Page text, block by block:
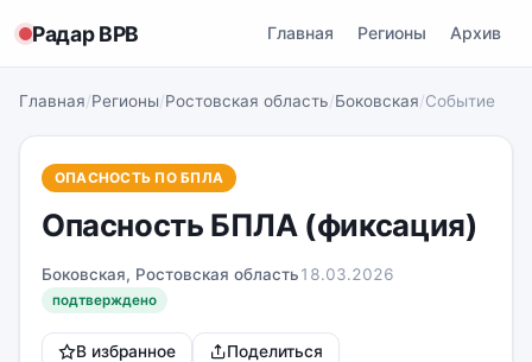
Радар ВРВ Главная Регионы Архив
Главная/Регионы/Ростовская область/Боковская/Событие
ОПАСНОСТЬ ПО БПЛА
Опасность БПЛА (фиксация)
Боковская, Ростовская область18.03.2026
подтверждено
В избранное Поделиться